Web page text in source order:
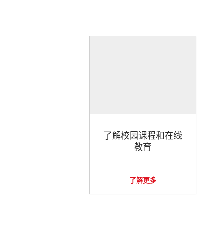
了解校园课程和在线
教育
了解更多